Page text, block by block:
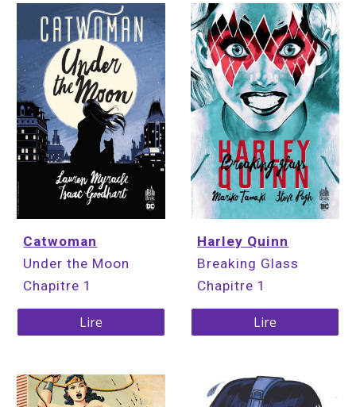
Catwoman
Under the Moon
Chapitre 1
Lire
Harley Quinn
Breaking Glass
Chapitre 1
Lire